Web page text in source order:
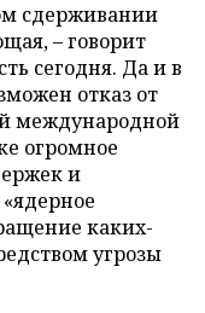
сдерживании
– говорит
сегодня. Да и в
отказ от
международной
огромное
и
каких-
угрозы